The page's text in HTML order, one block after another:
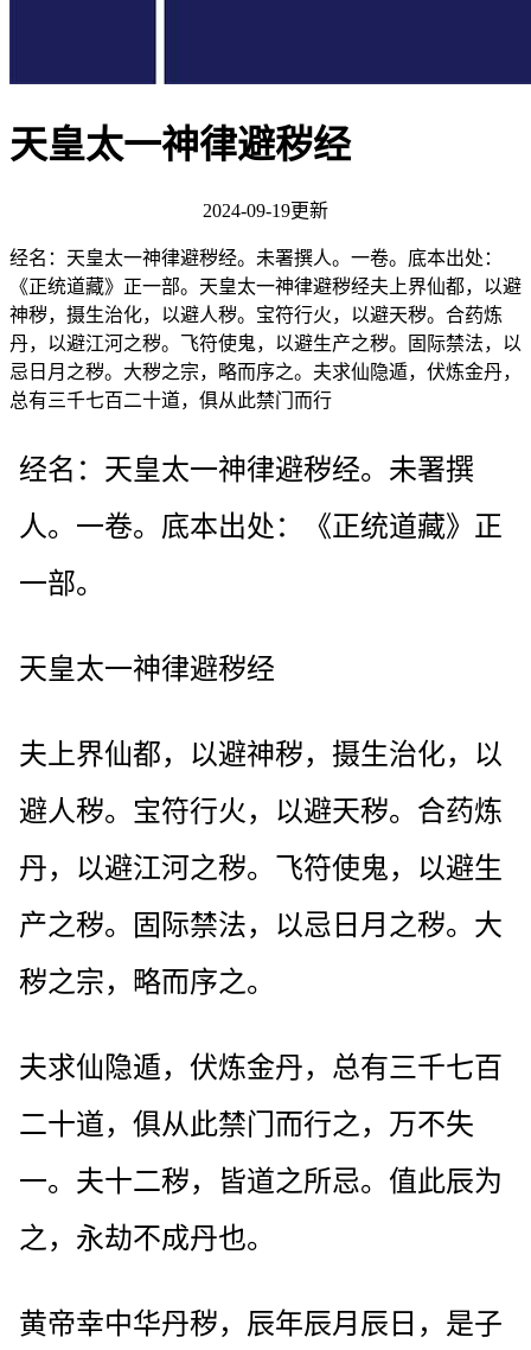
天皇太一神律避秽经
2024-09-19更新
经名：天皇太一神律避秽经。未署撰人。一卷。底本出处：
《正统道藏》正一部。天皇太一神律避秽经夫上界仙都，以避
神秽，摄生治化，以避人秽。宝符行火，以避天秽。合药炼
丹，以避江河之秽。飞符使鬼，以避生产之秽。固际禁法，以
忌日月之秽。大秽之宗，略而序之。夫求仙隐遁，伏炼金丹，
总有三千七百二十道，俱从此禁门而行
经名：天皇太一神律避秽经。未署撰
人。一卷。底本出处：《正统道藏》正
一部。
天皇太一神律避秽经
夫上界仙都，以避神秽，摄生治化，以
避人秽。宝符行火，以避天秽。合药炼
丹，以避江河之秽。飞符使鬼，以避生
产之秽。固际禁法，以忌日月之秽。大
秽之宗，略而序之。
夫求仙隐遁，伏炼金丹，总有三千七百
二十道，俱从此禁门而行之，万不失
一。夫十二秽，皆道之所忌。值此辰为
之，永劫不成丹也。
黄帝幸中华丹秽，辰年辰月辰日，是子